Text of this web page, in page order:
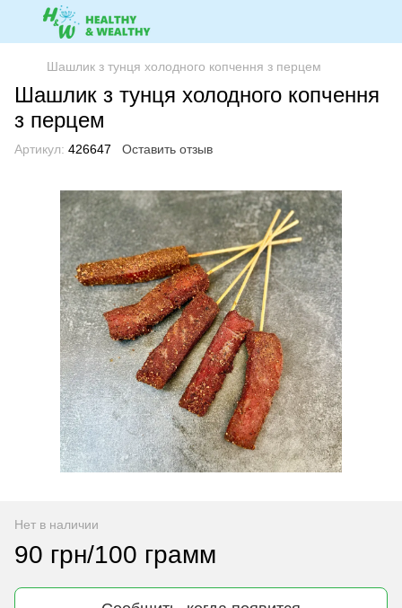
Шашлик з тунця холодного копчення з перцем
Шашлик з тунця холодного копчення
з перцем
Артикул: 426647 Оставить отзыв
Нет в наличии
90 грн/100 грамм